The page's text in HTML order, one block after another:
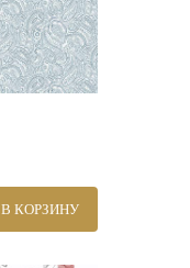
В КОРЗИНУ